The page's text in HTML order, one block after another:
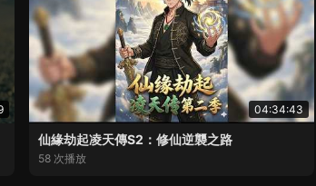
04:34:43
仙緣劫起凌天傳S2：修仙逆襲之路
58 次播放